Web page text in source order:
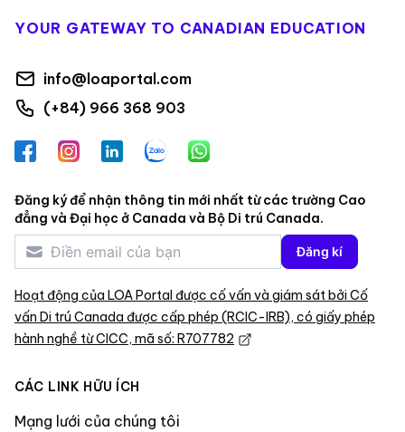
YOUR GATEWAY TO CANADIAN EDUCATION
info@loaportal.com
(+84) 966 368 903
FacebookInstagramLinkedInZalo WhatsApp
Đăng ký để nhận thông tin mới nhất từ các trường Cao
đẳng và Đại học ở Canada và Bộ Di trú Canada.
Đăng kí
Hoạt động của LOA Portal được cố vấn và giám sát bởi Cố
vấn Di trú Canada được cấp phép (RCIC-IRB), có giấy phép
hành nghề từ CICC, mã số: R707782
CÁC LINK HỮU ÍCH
Mạng lưới của chúng tôi